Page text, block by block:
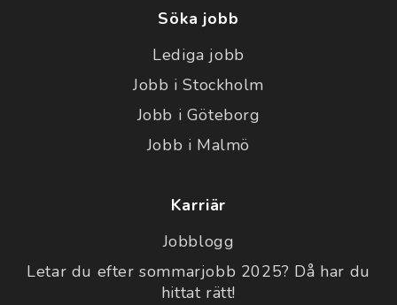
Söka jobb
Lediga jobb
Jobb i Stockholm
Jobb i Göteborg
Jobb i Malmö
Karriär
Jobblogg
Letar du efter sommarjobb 2025? Då har du
hittat rätt!